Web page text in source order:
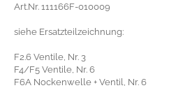
Art.Nr. 111166F-010009
siehe Ersatzteilzeichnung:
F2.6 Ventile, Nr. 3
F4/F5 Ventile, Nr. 6
F6A Nockenwelle + Ventil, Nr. 6